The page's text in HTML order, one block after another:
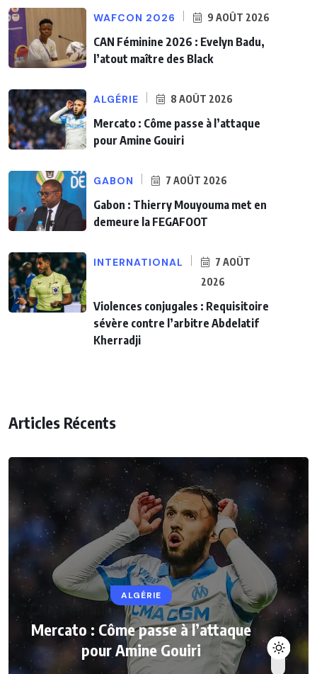
WAFCON 2026 9 AOÛT 2026
CAN Féminine 2026 : Evelyn Badu,
l’atout maître des Black
ALGÉRIE 8 AOÛT 2026
Mercato : Côme passe à l’attaque
pour Amine Gouiri
GABON 7 AOÛT 2026
Gabon : Thierry Mouyouma met en
demeure la FEGAFOOT
INTERNATIONAL
7 AOÛT
2026
Violences conjugales : Requisitoire
sévère contre l’arbitre Abdelatif
Kherradji
Articles Récents
ALGÉRIE
Mercato : Côme passe à l’attaque
pour Amine Gouiri